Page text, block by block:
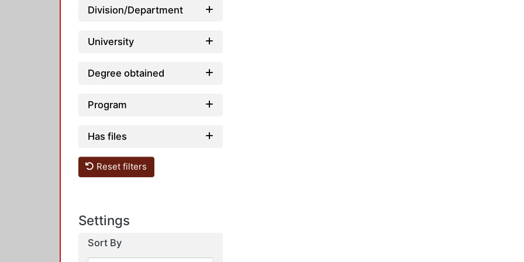
Division/Department
University
Degree obtained
Program
Has files
Reset filters
Settings
Sort By